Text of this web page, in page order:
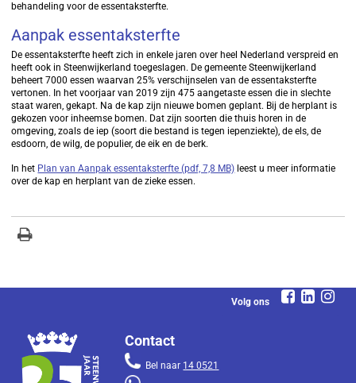
behandeling voor de essentaksterfte.
Aanpak essentaksterfte
De essentaksterfte heeft zich in enkele jaren over heel Nederland verspreid en
heeft ook in Steenwijkerland toegeslagen. De gemeente Steenwijkerland
beheert 7000 essen waarvan 25% verschijnselen van de essentaksterfte
vertonen. In het voorjaar van 2019 zijn 475 aangetaste essen die in slechte
staat waren, gekapt. Na de kap zijn nieuwe bomen geplant. Bij de herplant is
gekozen voor inheemse bomen. Dat zijn soorten die thuis horen in de
omgeving, zoals de iep (soort die bestand is tegen iepenziekte), de els, de
esdoorn, de wilg, de populier, de eik en de berk.
In het Plan van Aanpak essentaksterfte (pdf, 7,8 MB) leest u meer informatie
over de kap en herplant van de zieke essen.
Volg ons
Contact
Bel naar 14 0521